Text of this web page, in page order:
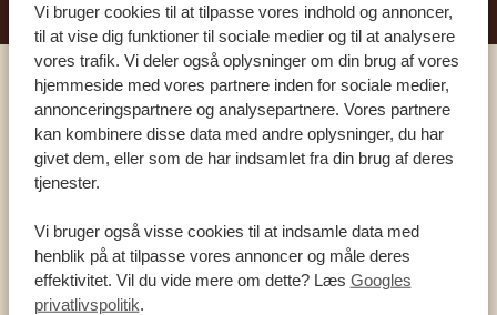
Vi bruger cookies til at tilpasse vores indhold og annoncer,
til at vise dig funktioner til sociale medier og til at analysere
vores trafik. Vi deler også oplysninger om din brug af vores
hjemmeside med vores partnere inden for sociale medier,
annonceringspartnere og analysepartnere. Vores partnere
kan kombinere disse data med andre oplysninger, du har
givet dem, eller som de har indsamlet fra din brug af deres
tjenester.
Vi bruger også visse cookies til at indsamle data med
henblik på at tilpasse vores annoncer og måle deres
effektivitet. Vil du vide mere om dette? Læs Googles
privatlivspolitik.
Ring til en ekspert
VORES SPECIALISTER ER HER FOR AT
DA:+45 89 88 83 62